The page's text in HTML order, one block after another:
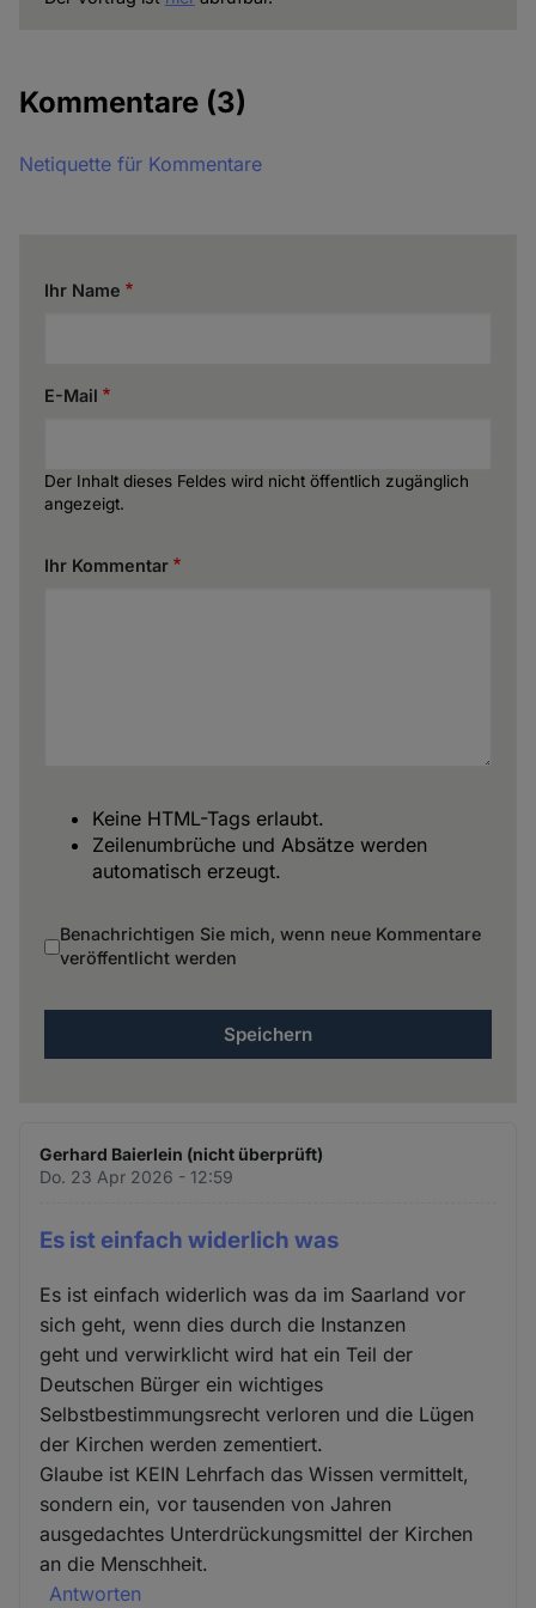
Kommentare (3)
Netiquette für Kommentare
Ihr Name
E-Mail
Der Inhalt dieses Feldes wird nicht öffentlich zugänglich
angezeigt.
Ihr Kommentar
Keine HTML-Tags erlaubt.
Zeilenumbrüche und Absätze werden
automatisch erzeugt.
Benachrichtigen Sie mich, wenn neue Kommentare
veröffentlicht werden
Gerhard Baierlein (nicht überprüft)
Do. 23 Apr 2026 - 12:59
Es ist einfach widerlich was
Es ist einfach widerlich was da im Saarland vor
sich geht, wenn dies durch die Instanzen
geht und verwirklicht wird hat ein Teil der
Deutschen Bürger ein wichtiges
Selbstbestimmungsrecht verloren und die Lügen
der Kirchen werden zementiert.
Glaube ist KEIN Lehrfach das Wissen vermittelt,
sondern ein, vor tausenden von Jahren
ausgedachtes Unterdrückungsmittel der Kirchen
an die Menschheit.
Antworten